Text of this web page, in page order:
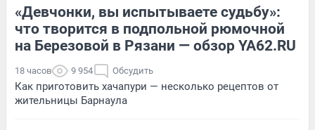
«Девчонки, вы испытываете судьбу»:
что творится в подпольной рюмочной
на Березовой в Рязани — обзор YA62.RU
18 часов 9 954 Обсудить
Как приготовить хачапури — несколько рецептов от
жительницы Барнаула